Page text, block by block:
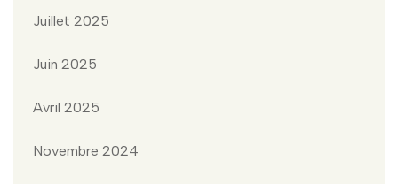
Juillet 2025
Juin 2025
Avril 2025
Novembre 2024